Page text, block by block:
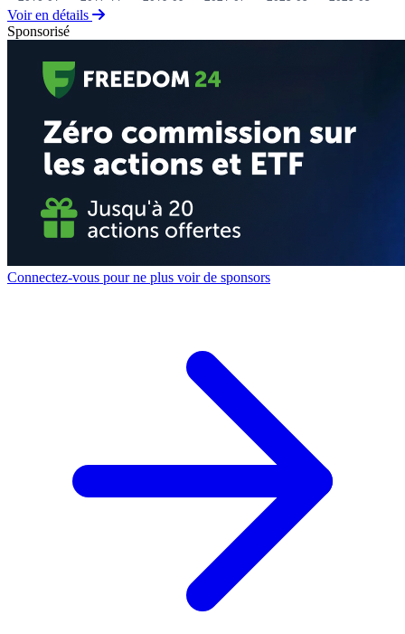
Voir en détails
Sponsorisé
Connectez-vous pour ne plus voir de sponsors